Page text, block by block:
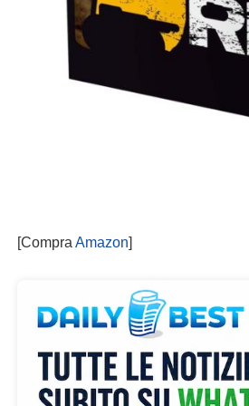
[CompraAmazon]